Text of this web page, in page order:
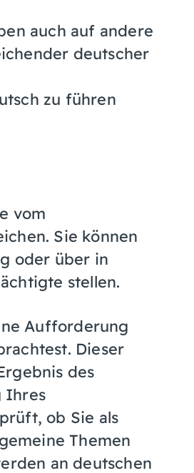
auch auf andere
deutscher
zu führen
vom
Sie können
oder über in
stellen.
Aufforderung
Dieser
des
Ihres
ob Sie als
Themen
an deutschen